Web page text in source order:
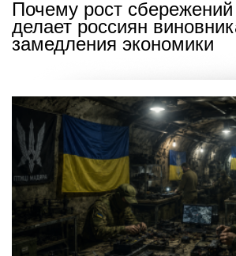
Почему рост
делает россиян
замедления экономики